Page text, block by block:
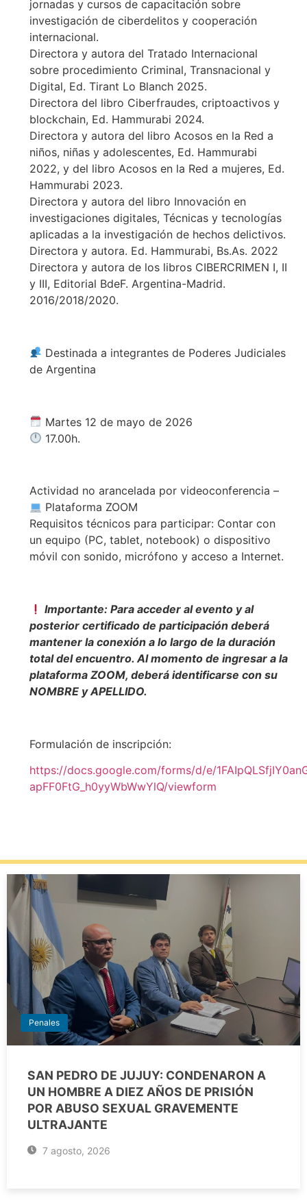
jornadas y cursos de capacitación sobre
investigación de ciberdelitos y cooperación
internacional.
Directora y autora del Tratado Internacional
sobre procedimiento Criminal, Transnacional y
Digital, Ed. Tirant Lo Blanch 2025.
Directora del libro Ciberfraudes, criptoactivos y
blockchain, Ed. Hammurabi 2024.
Directora y autora del libro Acosos en la Red a
niños, niñas y adolescentes, Ed. Hammurabi
2022, y del libro Acosos en la Red a mujeres, Ed.
Hammurabi 2023.
Directora y autora del libro Innovación en
investigaciones digitales, Técnicas y tecnologías
aplicadas a la investigación de hechos delictivos.
Directora y autora. Ed. Hammurabi, Bs.As. 2022
Directora y autora de los libros CIBERCRIMEN I, II
y III, Editorial BdeF. Argentina-Madrid.
2016/2018/2020.
Destinada a integrantes de Poderes Judiciales
de Argentina
Martes 12 de mayo de 2026
17.00h.
Actividad no arancelada por videoconferencia –
Plataforma ZOOM
Requisitos técnicos para participar: Contar con
un equipo (PC, tablet, notebook) o dispositivo
móvil con sonido, micrófono y acceso a Internet.
Importante: Para acceder al evento y al
posterior certificado de participación deberá
mantener la conexión a lo largo de la duración
total del encuentro. Al momento de ingresar a la
plataforma ZOOM, deberá identificarse con su
NOMBRE y APELLIDO.
Formulación de inscripción:
https://docs.google.com/forms/d/e/
apFF0FtG_h0yyWbWwYlQ/viewform
Penales
SAN PEDRO DE JUJUY: CONDENARON A
UN HOMBRE A DIEZ AÑOS DE PRISIÓN
POR ABUSO SEXUAL GRAVEMENTE
ULTRAJANTE
7 agosto, 2026